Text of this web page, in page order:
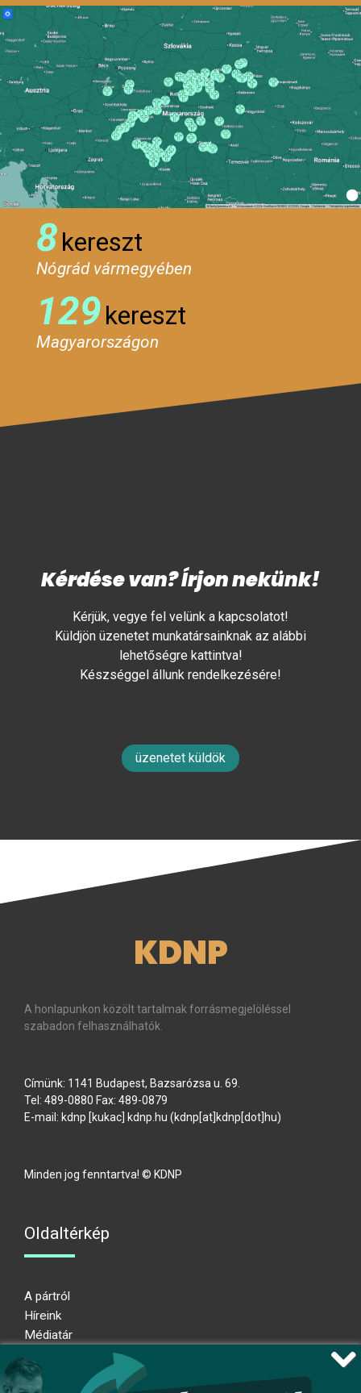
8kereszt
Nógrád vármegyében
129kereszt
Magyarországon
Kérdése van? Írjon nekünk!
Kérjük, vegye fel velünk a kapcsolatot!
Küldjön üzenetet munkatársainknak az alábbi
lehetőségre kattintva!
Készséggel állunk rendelkezésére!
üzenetet küldök
KDNP
A honlapunkon közölt tartalmak forrásmegjelöléssel
szabadon felhasználhatók.
Címünk: 1141 Budapest, Bazsarózsa u. 69.
Tel: 489-0880 Fax: 489-0879
E-mail: kdnp [kukac] kdnp.hu (kdnp[at]kdnp[dot]hu)
Minden jog fenntartva! © KDNP
Oldaltérkép
A pártról
Híreink
Médiatár
Adatkezelési nyilatkozat